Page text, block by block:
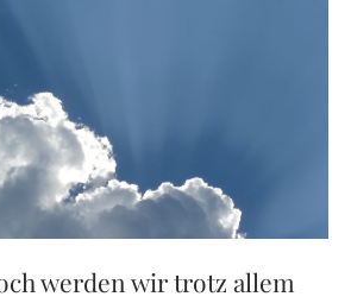
4,1F
werden wir trotz allem